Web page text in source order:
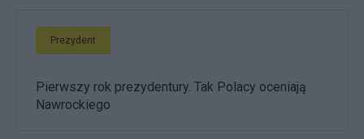
Prezydent
Pierwszy rok prezydentury. Tak Polacy oceniają
Nawrockiego